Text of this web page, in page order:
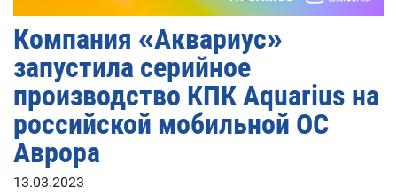
Компания «Аквариус»
запустила серийное
производство КПК Aquarius на
российской мобильной ОС
Аврора
13.03.2023